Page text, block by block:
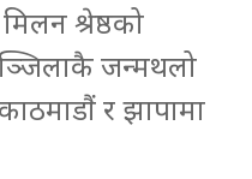
श्रेष्ठको
जन्मथलो
र झापामा